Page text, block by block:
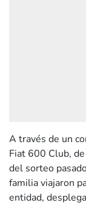
A través de un
Fiat 600 Club,
del sorteo
familia viajaron
entidad,